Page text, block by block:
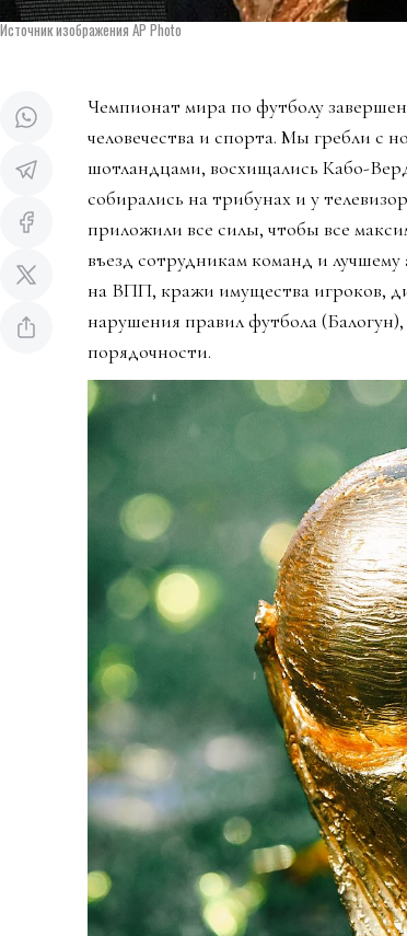
Источник изображения AP Photo
Чемпионат мира по футболу
человечества и спорта. Мы гребли с
шотландцами, восхищались Кабо-
собирались на трибунах и у
приложили все силы, чтобы все
въезд сотрудникам команд и
на ВПП, кражи имущества игроков,
нарушения правил футбола
порядочности.